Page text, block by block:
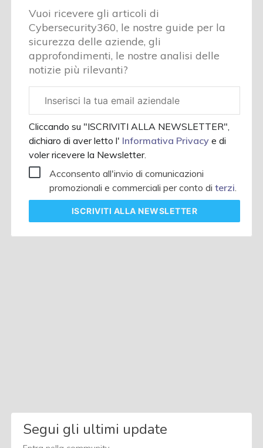
Vuoi ricevere gli articoli di
Cybersecurity360, le nostre guide per la
sicurezza delle aziende, gli
approfondimenti, le nostre analisi delle
notizie più rilevanti?
aziendale
Cliccando su "ISCRIVITI ALLA NEWSLETTER",
dichiaro di aver letto l' Informativa Privacye di
voler ricevere la Newsletter.
Acconsento all'invio di comunicazioni
promozionali e commerciali per conto diterzi.
ISCRIVITI ALLA NEWSLETTER
Segui gli ultimi update